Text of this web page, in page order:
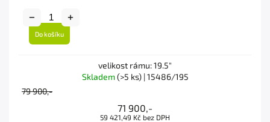
Do košíku
velikost rámu: 19.5"
Skladem(>5 ks)| 15486/195
79 900,-
71 900,-
59 421,49 Kč bez DPH